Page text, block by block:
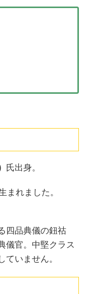
氏出身。
まれました。
四品典儀の鈕祜
儀官。中堅クラス
いません。